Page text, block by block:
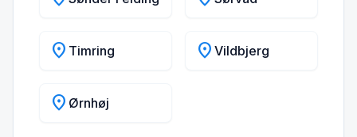
location_on Timring location_on Vildbjerg
location_on Ørnhøj